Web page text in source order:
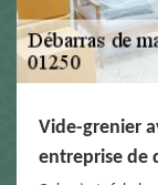
Vide-grenier
entreprise de